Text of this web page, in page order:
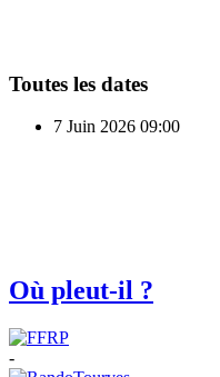
Toutes les dates
7 Juin 2026 09:00
Où pleut-il ?
-